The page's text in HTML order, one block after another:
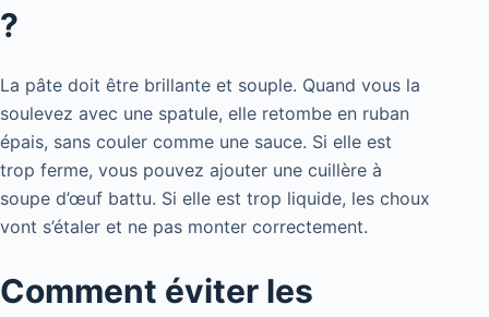
?
La pâte doit être brillante et souple. Quand vous la
soulevez avec une spatule, elle retombe en ruban
épais, sans couler comme une sauce. Si elle est
trop ferme, vous pouvez ajouter une cuillère à
soupe d’œuf battu. Si elle est trop liquide, les choux
vont s’étaler et ne pas monter correctement.
Comment éviter les